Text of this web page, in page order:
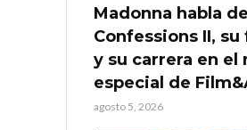
Madonna habla de
Confessions II,
y su carrera en el
especial de
agosto 5, 2026